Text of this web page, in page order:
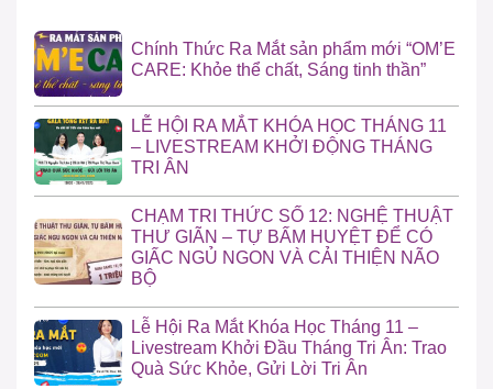
Chính Thức Ra Mắt sản phẩm mới “OM’E
CARE: Khỏe thể chất, Sáng tinh thần”
LỄ HỘI RA MẮT KHÓA HỌC THÁNG 11
– LIVESTREAM KHỞI ĐỘNG THÁNG
TRI ÂN
CHẠM TRI THỨC SỐ 12: NGHỆ THUẬT
THƯ GIÃN – TỰ BẤM HUYỆT ĐỂ CÓ
GIẤC NGỦ NGON VÀ CẢI THIỆN NÃO
BỘ
Lễ Hội Ra Mắt Khóa Học Tháng 11 –
Livestream Khởi Đầu Tháng Tri Ân: Trao
Quà Sức Khỏe, Gửi Lời Tri Ân